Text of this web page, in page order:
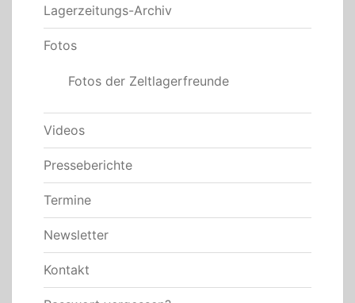
Lagerzeitungs-Archiv
Fotos
Fotos der Zeltlagerfreunde
Videos
Presseberichte
Termine
Newsletter
Kontakt